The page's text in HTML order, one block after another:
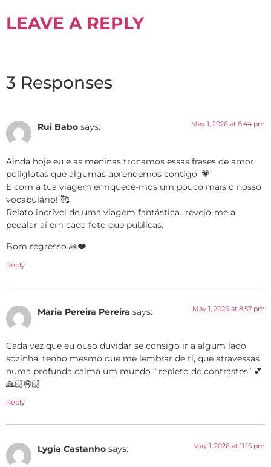
LEAVE A REPLY
3 Responses
Rui Babo says: May 1, 2026 at 8:44 pm
Ainda hoje eu e as meninas trocamos essas frases de amor
poliglotas que algumas aprendemos contigo. 💗
E com a tua viagem enriquece-mos um pouco mais o nosso
vocabulário! 🥰
Relato incrível de uma viagem fantástica…revejo-me a
pedalar aí em cada foto que publicas.
Bom regresso 🙏❤️
Reply
Maria Pereira Pereira says: May 1, 2026 at 8:57 pm
Cada vez que eu ouso duvidar se consigo ir a algum lado
sozinha, tenho mesmo que me lembrar de ti, que atravessas
numa profunda calma um mundo “ repleto de contrastes” 💕
🙏🏻👌🏻
Reply
Lygia Castanho says: May 1, 2026 at 11:15 pm